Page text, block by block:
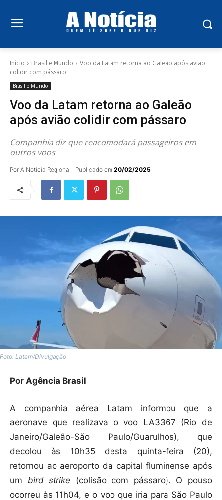
Início Brasil e Mundo
Voo da Latam retorna ao Galeão após avião
colidir com pássaro
Brasil e Mundo
Voo da Latam retorna ao Galeão
após avião colidir com pássaro
Companhia diz que reacomodará passageiros em
outros voos
Por A Notícia Regional | Publicado em 20/02/2025
Foto: Latam/Divulgação
Por Agência Brasil
A companhia aérea Latam informou que a
aeronave que realizava o voo LA3367 (Rio de
Janeiro/Galeão-São Paulo/Guarulhos), que
decolou às 10h35 desta quinta-feira (20),
retornou ao aeroporto da capital fluminense após
um bird strike (colisão com pássaro). O pouso
ocorreu às 11h04, e o voo que iria para São Paulo